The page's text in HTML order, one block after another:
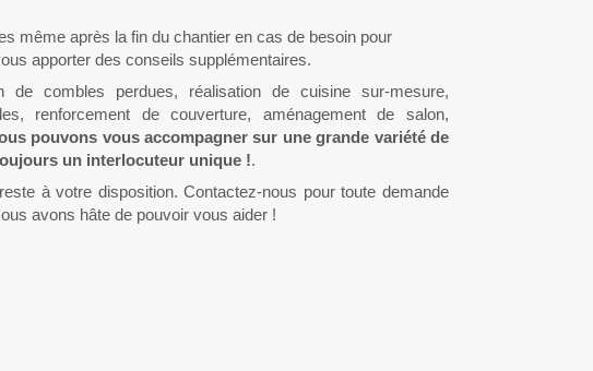
même après la fin du chantier en cas de besoin pour
apporter des conseils supplémentaires.
de combles perdues, réalisation de cuisine sur-mesure,
renforcement de couverture, aménagement de salon,
pouvons vous accompagner sur une grande variété de
un interlocuteur unique !.
reste à votre disposition. Contactez-nous pour toute demande
avons hâte de pouvoir vous aider !